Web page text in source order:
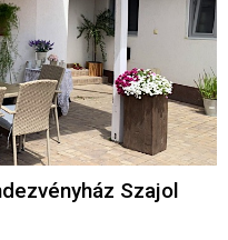
Szajol